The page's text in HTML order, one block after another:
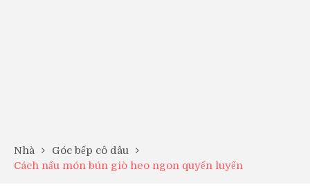
Nhà
Góc bếp cô dâu
Cách nấu món bún giò heo ngon quyến luyến